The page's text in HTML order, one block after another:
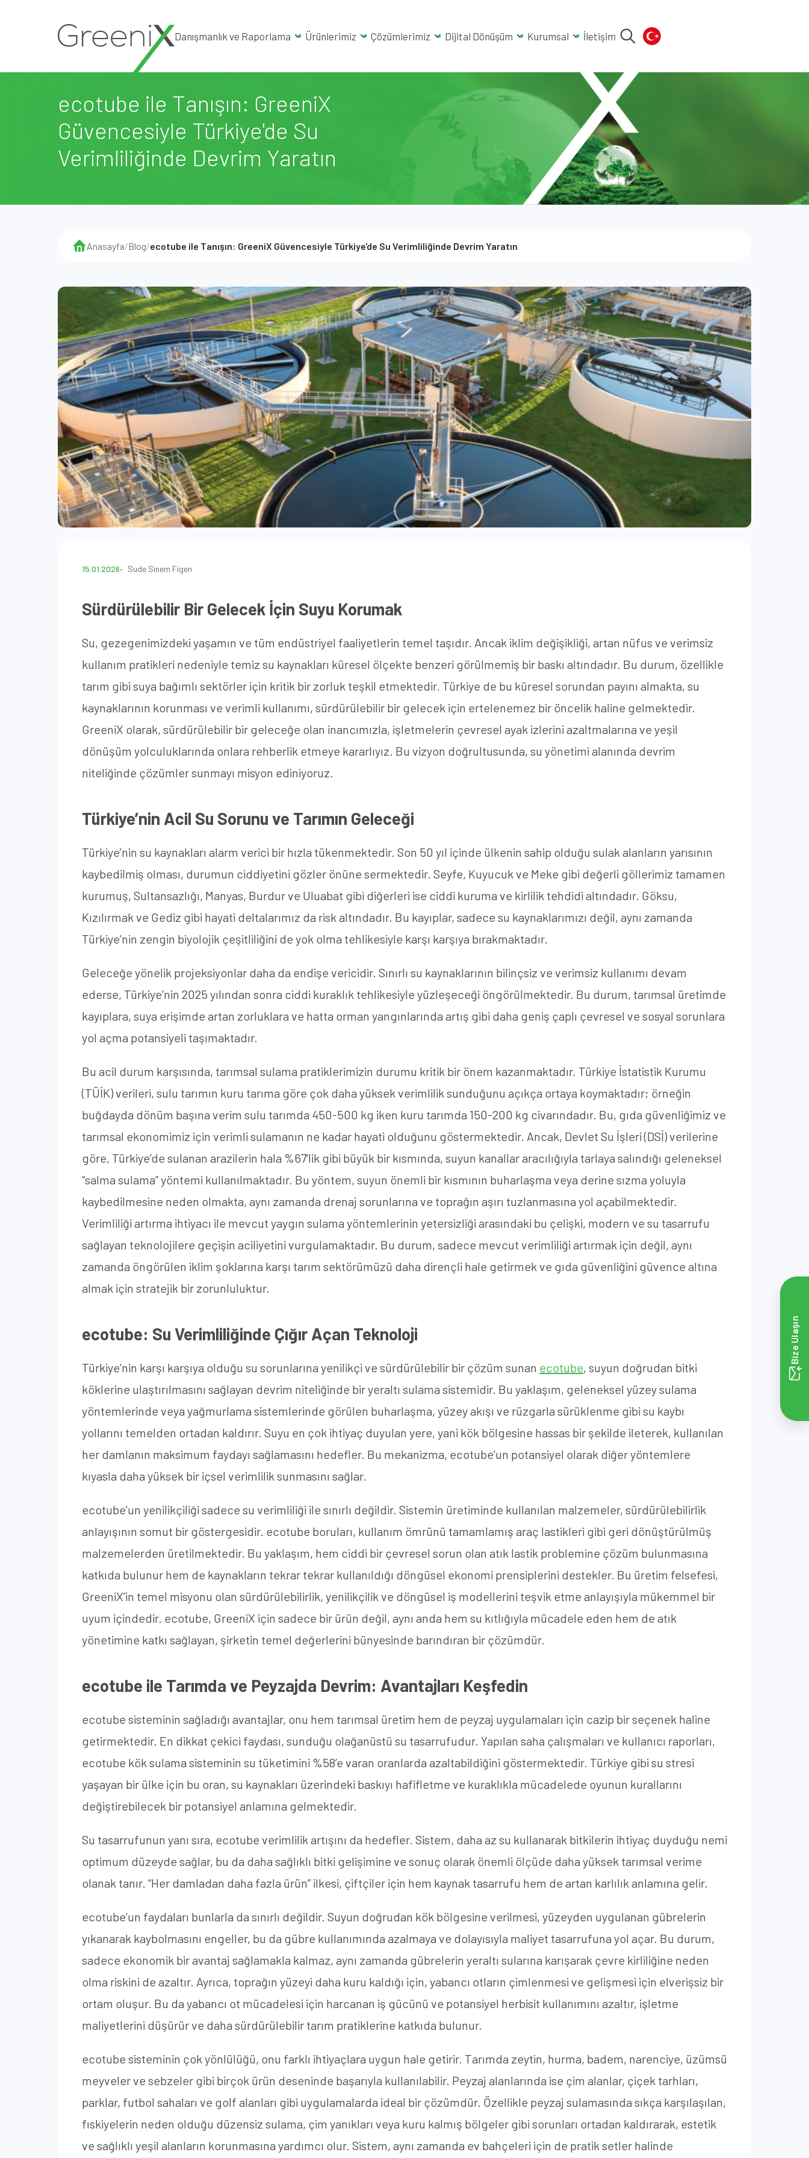
Bize Ulaşın
Danışmanlık ve Raporlama Ürünlerimiz Çözümlerimiz Dijital Dönüşüm Kurumsal İletişim
ecotube ile Tanışın: GreeniX
Güvencesiyle Türkiye'de Su
Verimliliğinde Devrim Yaratın
Anasayfa/Blog/ecotube ile Tanışın: GreeniX Güvencesiyle Türkiye'de Su Verimliliğinde Devrim Yaratın
15.01.2026 Sude Sinem Figen
Sürdürülebilir Bir Gelecek İçin Suyu Korumak
Su, gezegenimizdeki yaşamın ve tüm endüstriyel faaliyetlerin temel taşıdır. Ancak iklim değişikliği, artan nüfus ve verimsiz
kullanım pratikleri nedeniyle temiz su kaynakları küresel ölçekte benzeri görülmemiş bir baskı altındadır. Bu durum, özellikle
tarım gibi suya bağımlı sektörler için kritik bir zorluk teşkil etmektedir. Türkiye de bu küresel sorundan payını almakta, su
kaynaklarının korunması ve verimli kullanımı, sürdürülebilir bir gelecek için ertelenemez bir öncelik haline gelmektedir.
GreeniX olarak, sürdürülebilir bir geleceğe olan inancımızla, işletmelerin çevresel ayak izlerini azaltmalarına ve yeşil
dönüşüm yolculuklarında onlara rehberlik etmeye kararlıyız. Bu vizyon doğrultusunda, su yönetimi alanında devrim
niteliğinde çözümler sunmayı misyon ediniyoruz.
Türkiye’nin Acil Su Sorunu ve Tarımın Geleceği
Türkiye’nin su kaynakları alarm verici bir hızla tükenmektedir. Son 50 yıl içinde ülkenin sahip olduğu sulak alanların yarısının
kaybedilmiş olması, durumun ciddiyetini gözler önüne sermektedir. Seyfe, Kuyucuk ve Meke gibi değerli göllerimiz tamamen
kurumuş, Sultansazlığı, Manyas, Burdur ve Uluabat gibi diğerleri ise ciddi kuruma ve kirlilik tehdidi altındadır. Göksu,
Kızılırmak ve Gediz gibi hayati deltalarımız da risk altındadır. Bu kayıplar, sadece su kaynaklarımızı değil, aynı zamanda
Türkiye’nin zengin biyolojik çeşitliliğini de yok olma tehlikesiyle karşı karşıya bırakmaktadır.
Geleceğe yönelik projeksiyonlar daha da endişe vericidir. Sınırlı su kaynaklarının bilinçsiz ve verimsiz kullanımı devam
ederse, Türkiye’nin 2025 yılından sonra ciddi kuraklık tehlikesiyle yüzleşeceği öngörülmektedir. Bu durum, tarımsal üretimde
kayıplara, suya erişimde artan zorluklara ve hatta orman yangınlarında artış gibi daha geniş çaplı çevresel ve sosyal sorunlara
yol açma potansiyeli taşımaktadır.
Bu acil durum karşısında, tarımsal sulama pratiklerimizin durumu kritik bir önem kazanmaktadır. Türkiye İstatistik Kurumu
(TÜİK) verileri, sulu tarımın kuru tarıma göre çok daha yüksek verimlilik sunduğunu açıkça ortaya koymaktadır; örneğin
buğdayda dönüm başına verim sulu tarımda 450-500 kg iken kuru tarımda 150-200 kg civarındadır. Bu, gıda güvenliğimiz ve
tarımsal ekonomimiz için verimli sulamanın ne kadar hayati olduğunu göstermektedir. Ancak, Devlet Su İşleri (DSİ) verilerine
göre, Türkiye’de sulanan arazilerin hala %67’lik gibi büyük bir kısmında, suyun kanallar aracılığıyla tarlaya salındığı geleneksel
“salma sulama” yöntemi kullanılmaktadır. Bu yöntem, suyun önemli bir kısmının buharlaşma veya derine sızma yoluyla
kaybedilmesine neden olmakta, aynı zamanda drenaj sorunlarına ve toprağın aşırı tuzlanmasına yol açabilmektedir.
Verimliliği artırma ihtiyacı ile mevcut yaygın sulama yöntemlerinin yetersizliği arasındaki bu çelişki, modern ve su tasarrufu
sağlayan teknolojilere geçişin aciliyetini vurgulamaktadır. Bu durum, sadece mevcut verimliliği artırmak için değil, aynı
zamanda öngörülen iklim şoklarına karşı tarım sektörümüzü daha dirençli hale getirmek ve gıda güvenliğini güvence altına
almak için stratejik bir zorunluluktur.
ecotube: Su Verimliliğinde Çığır Açan Teknoloji
Türkiye’nin karşı karşıya olduğu su sorunlarına yenilikçi ve sürdürülebilir bir çözüm sunan ecotube, suyun doğrudan bitki
köklerine ulaştırılmasını sağlayan devrim niteliğinde bir yeraltı sulama sistemidir. Bu yaklaşım, geleneksel yüzey sulama
yöntemlerinde veya yağmurlama sistemlerinde görülen buharlaşma, yüzey akışı ve rüzgarla sürüklenme gibi su kaybı
yollarını temelden ortadan kaldırır. Suyu en çok ihtiyaç duyulan yere, yani kök bölgesine hassas bir şekilde ileterek, kullanılan
her damlanın maksimum faydayı sağlamasını hedefler. Bu mekanizma, ecotube’un potansiyel olarak diğer yöntemlere
kıyasla daha yüksek bir içsel verimlilik sunmasını sağlar.
ecotube’un yenilikçiliği sadece su verimliliği ile sınırlı değildir. Sistemin üretiminde kullanılan malzemeler, sürdürülebilirlik
anlayışının somut bir göstergesidir. ecotube boruları, kullanım ömrünü tamamlamış araç lastikleri gibi geri dönüştürülmüş
malzemelerden üretilmektedir. Bu yaklaşım, hem ciddi bir çevresel sorun olan atık lastik problemine çözüm bulunmasına
katkıda bulunur hem de kaynakların tekrar tekrar kullanıldığı döngüsel ekonomi prensiplerini destekler. Bu üretim felsefesi,
GreeniX’in temel misyonu olan sürdürülebilirlik, yenilikçilik ve döngüsel iş modellerini teşvik etme anlayışıyla mükemmel bir
uyum içindedir. ecotube, GreeniX için sadece bir ürün değil, aynı anda hem su kıtlığıyla mücadele eden hem de atık
yönetimine katkı sağlayan, şirketin temel değerlerini bünyesinde barındıran bir çözümdür.
ecotube ile Tarımda ve Peyzajda Devrim: Avantajları Keşfedin
ecotube sisteminin sağladığı avantajlar, onu hem tarımsal üretim hem de peyzaj uygulamaları için cazip bir seçenek haline
getirmektedir. En dikkat çekici faydası, sunduğu olağanüstü su tasarrufudur. Yapılan saha çalışmaları ve kullanıcı raporları,
ecotube kök sulama sisteminin su tüketimini %58’e varan oranlarda azaltabildiğini göstermektedir. Türkiye gibi su stresi
yaşayan bir ülke için bu oran, su kaynakları üzerindeki baskıyı hafifletme ve kuraklıkla mücadelede oyunun kurallarını
değiştirebilecek bir potansiyel anlamına gelmektedir.
Su tasarrufunun yanı sıra, ecotube verimlilik artışını da hedefler. Sistem, daha az su kullanarak bitkilerin ihtiyaç duyduğu nemi
optimum düzeyde sağlar, bu da daha sağlıklı bitki gelişimine ve sonuç olarak önemli ölçüde daha yüksek tarımsal verime
olanak tanır. “Her damladan daha fazla ürün” ilkesi, çiftçiler için hem kaynak tasarrufu hem de artan karlılık anlamına gelir.
ecotube’un faydaları bunlarla da sınırlı değildir. Suyun doğrudan kök bölgesine verilmesi, yüzeyden uygulanan gübrelerin
yıkanarak kaybolmasını engeller, bu da gübre kullanımında azalmaya ve dolayısıyla maliyet tasarrufuna yol açar. Bu durum,
sadece ekonomik bir avantaj sağlamakla kalmaz, aynı zamanda gübrelerin yeraltı sularına karışarak çevre kirliliğine neden
olma riskini de azaltır. Ayrıca, toprağın yüzeyi daha kuru kaldığı için, yabancı otların çimlenmesi ve gelişmesi için elverişsiz bir
ortam oluşur. Bu da yabancı ot mücadelesi için harcanan iş gücünü ve potansiyel herbisit kullanımını azaltır, işletme
maliyetlerini düşürür ve daha sürdürülebilir tarım pratiklerine katkıda bulunur.
ecotube sisteminin çok yönlülüğü, onu farklı ihtiyaçlara uygun hale getirir. Tarımda zeytin, hurma, badem, narenciye, üzümsü
meyveler ve sebzeler gibi birçok ürün deseninde başarıyla kullanılabilir. Peyzaj alanlarında ise çim alanlar, çiçek tarhları,
parklar, futbol sahaları ve golf alanları gibi uygulamalarda ideal bir çözümdür. Özellikle peyzaj sulamasında sıkça karşılaşılan,
fıskiyelerin neden olduğu düzensiz sulama, çim yanıkları veya kuru kalmış bölgeler gibi sorunları ortadan kaldırarak, estetik
ve sağlıklı yeşil alanların korunmasına yardımcı olur. Sistem, aynı zamanda ev bahçeleri için de pratik setler halinde